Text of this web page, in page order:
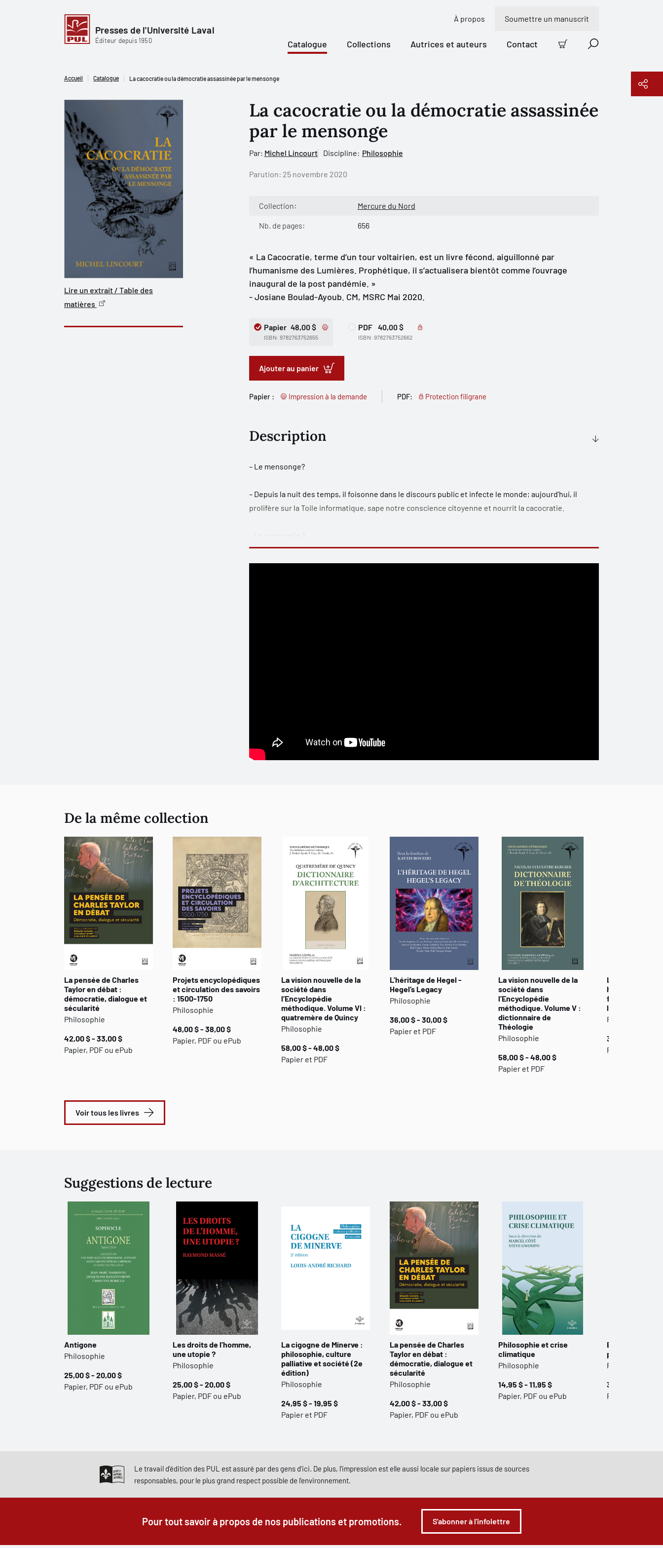
Presses de l'Université Laval
Éditeur depuis 1950
À propos Soumettre un manuscrit
Catalogue Collections Autrices et auteurs Contact
Panier Recherche
Accueil Catalogue La cacocratie ou la démocratie assassinée par le mensonge
Copier le lien
Lire un extrait / Table des
matières
La cacocratie ou la démocratie assassinée
par le mensonge
Par: Michel Lincourt Discipline: Philosophie
Parution: 25 novembre 2020
Collection: Mercure du Nord
Nb. de pages: 656
« La Cacocratie, terme d’un tour voltairien, est un livre fécond, aiguillonné par
l’humanisme des Lumières. Prophétique, il s’actualisera bientôt comme l’ouvrage
inaugural de la post pandémie. »
- Josiane Boulad-Ayoub. CM, MSRC Mai 2020.
Papier 48,00 $
ISBN: 9782763752655
PDF 40,00 $
ISBN: 9782763752662
Ajouter au panier
Papier : Impression à la demande PDF: Protection filigrane
Description
– Le mensonge?
– Depuis la nuit des temps, il foisonne dans le discours public et infecte le monde; aujourd’hui, il
prolifère sur la Toile informatique, sape notre conscience citoyenne et nourrit la cacocratie.
– La cacocratie ?
– C’est une oligarchie financière, informe, amorale, ubiquiste, insidieuse et nocive, qui se cache dans
– C’est l’objet de cet ouvrage.
De la même collection
La pensée de Charles
Taylor en débat :
démocratie, dialogue et
sécularité
Philosophie
42,00 $ - 33,00 $
Papier, PDF ou ePub
Projets encyclopédiques
et circulation des savoirs
: 1500-1750
Philosophie
48,00 $ - 38,00 $
Papier, PDF ou ePub
La vision nouvelle de la
société dans
l’Encyclopédie
méthodique. Volume VI :
quatremère de Quincy
Philosophie
58,00 $ - 48,00 $
Papier et PDF
L’héritage de Hegel -
Hegel’s Legacy
Philosophie
36,00 $ - 30,00 $
Papier et PDF
La vision nouvelle de la
société dans
l’Encyclopédie
méthodique. Volume V :
dictionnaire de
Théologie
Philosophie
58,00 $ - 48,00 $
Papier et PDF
Les ismes et
formation et
l'époque
Philosophie
39,00 $
Papier et PDF
Voir tous les livres
Suggestions de lecture
Antigone
Philosophie
25,00 $ - 20,00 $
Papier, PDF ou ePub
Les droits de l’homme,
une utopie ?
Philosophie
25,00 $ - 20,00 $
Papier, PDF ou ePub
La cigogne de Minerve :
philosophie, culture
palliative et société (2e
édition)
Philosophie
24,95 $ - 19,95 $
Papier et PDF
La pensée de Charles
Taylor en débat :
démocratie, dialogue et
sécularité
Philosophie
42,00 $ - 33,00 $
Papier, PDF ou ePub
Philosophie et crise
climatique
Philosophie
14,95 $ - 11,95 $
Papier, PDF ou ePub
Explorations en
philosophie
Philosophie
30,00 $ - 24,00
Papier, PDF ou
Le travail d'édition des PUL est assuré par des gens d'ici. De plus, l'impression est elle aussi locale sur papiers issus de sources
responsables, pour le plus grand respect possible de l'environnement.
Pour tout savoir à propos de nos publications et promotions. S'abonner à l'infolettre